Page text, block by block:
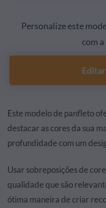
Personalize este
com
Este modelo de panfleto
destacar as cores da sua
profundidade com um
Usar sobreposições de
qualidade que são
ótima maneira de criar